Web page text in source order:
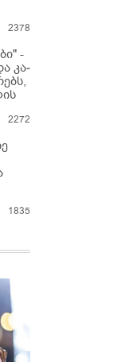
2378
-
კა­
2272
1835